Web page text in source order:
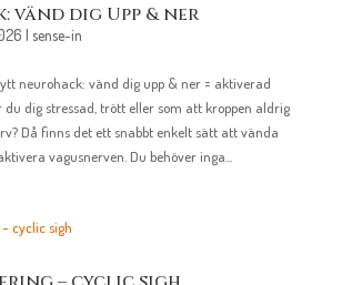
vänd dig Upp & ner
| sense-in
neurohack: vänd dig upp & ner = aktiverad
du dig stressad, trött eller som att kroppen aldrig
Då finns det ett snabbt enkelt sätt att vända
vagusnerven. Du behöver inga...